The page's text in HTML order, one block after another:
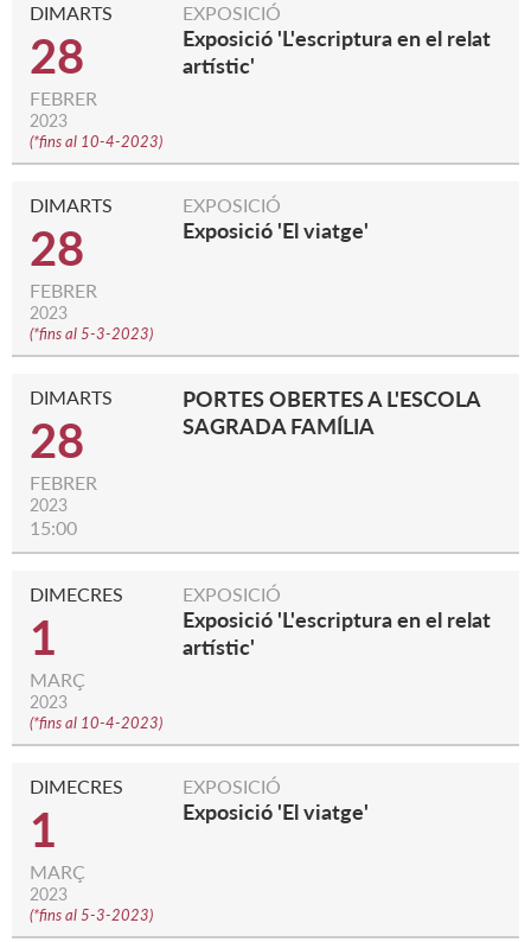
DIMARTS
28
FEBRER
2023
(*fins al 10-4-2023)
EXPOSICIÓ
Exposició 'L'escriptura en el relat
artístic'
DIMARTS
28
FEBRER
2023
(*fins al 5-3-2023)
EXPOSICIÓ
Exposició 'El viatge'
DIMARTS
28
FEBRER
2023
15:00
PORTES OBERTES A L'ESCOLA
SAGRADA FAMÍLIA
DIMECRES
1
MARÇ
2023
(*fins al 10-4-2023)
EXPOSICIÓ
Exposició 'L'escriptura en el relat
artístic'
DIMECRES
1
MARÇ
2023
(*fins al 5-3-2023)
EXPOSICIÓ
Exposició 'El viatge'